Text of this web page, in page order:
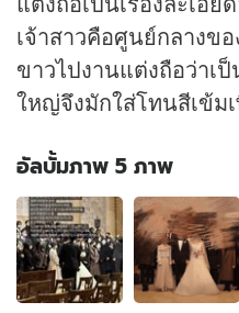
เจ้าสาวคือศูนย์กลางข
ขาวไปงานแต่งถือว่าเ
ใหญ่จึงมักใส่โทนสีเข้ม
อัลบั้มภาพ 5 ภาพ
อัลบั้ม
ภาพ
5
ภาพ
ของ